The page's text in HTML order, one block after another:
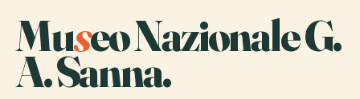
Museo Nazionale G.
A. Sanna.